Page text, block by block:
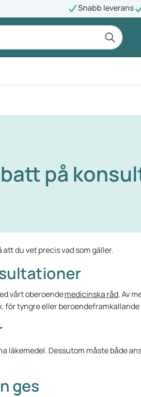
Snabb leverans
på
du vet precis vad som gäller.
vårt oberoendemedicinska råd. Av
tyngre eller
läkemedel. Dessutom måste både
ges